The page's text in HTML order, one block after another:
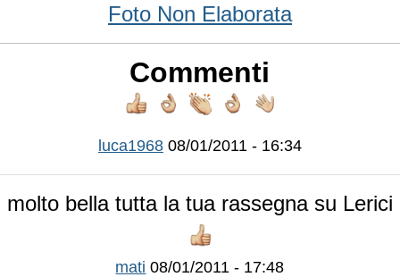
Foto Non Elaborata
Commenti
luca1968 08/01/2011 - 16:34
molto bella tutta la tua rassegna su Lerici
mati 08/01/2011 - 17:48